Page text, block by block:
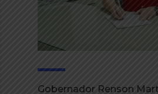
Gobernador Renson